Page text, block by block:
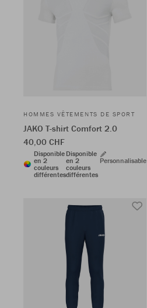
HOMMES VÊTEMENTS DE SPORT
JAKO T-shirt Comfort 2.0
40,00 CHF
Disponible
en 2
couleurs
différentes
Disponible
en 2
couleurs
différentes
Personnalisable